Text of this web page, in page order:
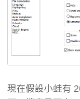
現在假設小蛙有